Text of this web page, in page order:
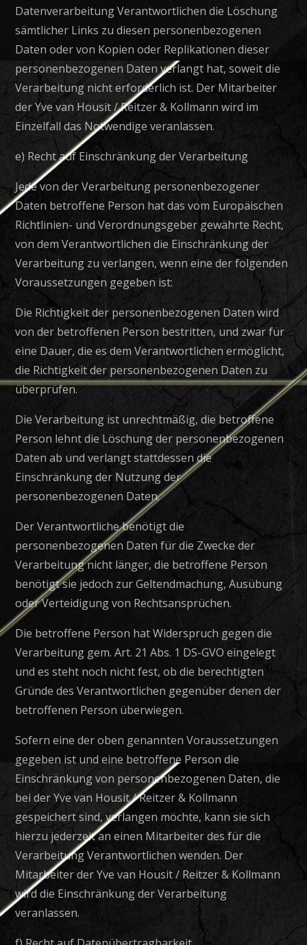
Datenverarbeitung Verantwortlichen die Löschung
sämtlicher Links zu diesen personenbezogenen
Daten oder von Kopien oder Replikationen dieser
personenbezogenen Daten verlangt hat, soweit die
Verarbeitung nicht erforderlich ist. Der Mitarbeiter
der Yve van Housit / Reitzer & Kollmann wird im
Einzelfall das Notwendige veranlassen.
e) Recht auf Einschränkung der Verarbeitung
Jede von der Verarbeitung personenbezogener
Daten betroffene Person hat das vom Europäischen
Richtlinien- und Verordnungsgeber gewährte Recht,
von dem Verantwortlichen die Einschränkung der
Verarbeitung zu verlangen, wenn eine der folgenden
Voraussetzungen gegeben ist:
Die Richtigkeit der personenbezogenen Daten wird
von der betroffenen Person bestritten, und zwar für
eine Dauer, die es dem Verantwortlichen ermöglicht,
die Richtigkeit der personenbezogenen Daten zu
überprüfen.
Die Verarbeitung ist unrechtmäßig, die betroffene
Person lehnt die Löschung der personenbezogenen
Daten ab und verlangt stattdessen die
Einschränkung der Nutzung der
personenbezogenen Daten.
Der Verantwortliche benötigt die
personenbezogenen Daten für die Zwecke der
Verarbeitung nicht länger, die betroffene Person
benötigt sie jedoch zur Geltendmachung, Ausübung
oder Verteidigung von Rechtsansprüchen.
Die betroffene Person hat Widerspruch gegen die
Verarbeitung gem. Art. 21 Abs. 1 DS-GVO eingelegt
und es steht noch nicht fest, ob die berechtigten
Gründe des Verantwortlichen gegenüber denen der
betroffenen Person überwiegen.
Sofern eine der oben genannten Voraussetzungen
gegeben ist und eine betroffene Person die
Einschränkung von personenbezogenen Daten, die
bei der Yve van Housit / Reitzer & Kollmann
gespeichert sind, verlangen möchte, kann sie sich
hierzu jederzeit an einen Mitarbeiter des für die
Verarbeitung Verantwortlichen wenden. Der
Mitarbeiter der Yve van Housit / Reitzer & Kollmann
wird die Einschränkung der Verarbeitung
veranlassen.